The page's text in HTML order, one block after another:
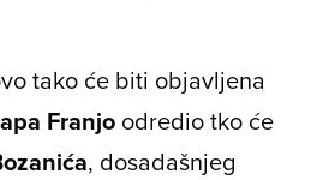
tako će biti objavljena
Franjo odredio tko će
, dosadašnjeg